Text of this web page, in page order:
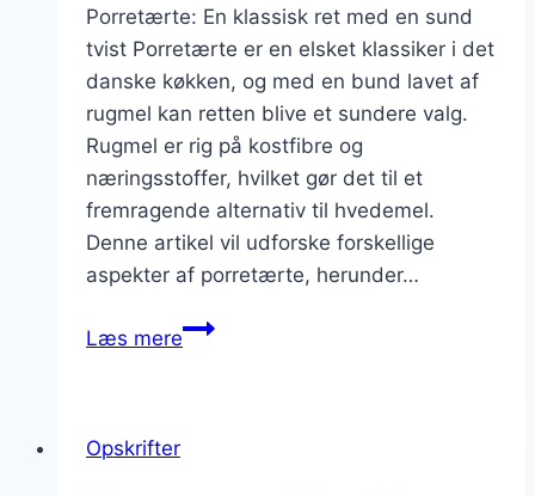
Porretærte: En klassisk ret med en sund
tvist Porretærte er en elsket klassiker i det
danske køkken, og med en bund lavet af
rugmel kan retten blive et sundere valg.
Rugmel er rig på kostfibre og
næringsstoffer, hvilket gør det til et
fremragende alternativ til hvedemel.
Denne artikel vil udforske forskellige
aspekter af porretærte, herunder…
Læs merePorretærte
Opskrifter